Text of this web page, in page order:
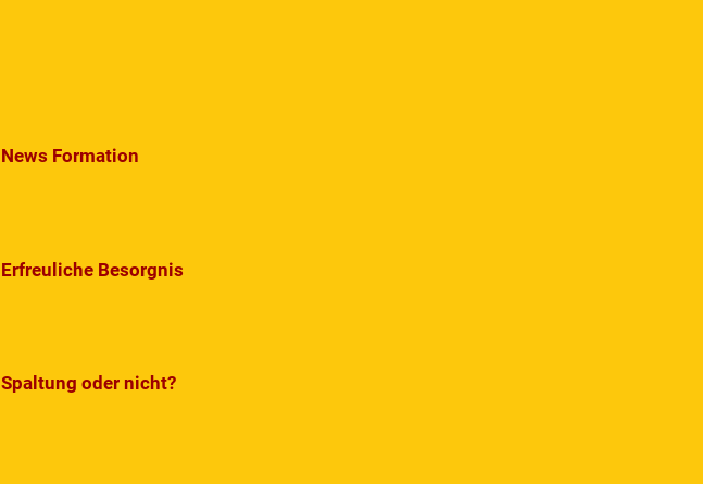
News Formation
Erfreuliche Besorgnis
Spaltung oder nicht?